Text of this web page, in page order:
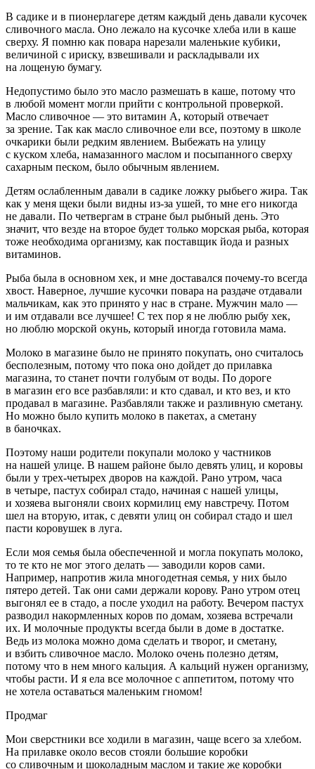
В садике и в пионерлагере детям каждый день давали кусочек
сливочного масла. Оно лежало на кусочке хлеба или в каше
сверху. Я помню как повара нарезали маленькие кубики,
величиной с ириску, взвешивали и раскладывали их
на лощеную бумагу.
Недопустимо было это масло размешать в каше, потому что
в любой момент могли прийти с контрольной проверкой.
Масло сливочное — это витамин А, который отвечает
за зрение. Так как масло сливочное ели все, поэтому в школе
очкарики были редким явлением. Выбежать на улицу
с куском хлеба, намазанного маслом и посыпанного сверху
сахарным песком, было обычным явлением.
Детям ослабленным давали в садике ложку рыбьего жира. Так
как у меня щеки были видны из-за ушей, то мне его никогда
не давали. По четвергам в стране был рыбный день. Это
значит, что везде на второе будет только морская рыба, которая
тоже необходима организму, как поставщик йода и разных
витаминов.
Рыба была в основном хек, и мне доставался почему-то всегда
хвост. Наверное, лучшие кусочки повара на раздаче отдавали
мальчикам, как это принято у нас в стране. Мужчин мало —
и им отдавали все лучшее! С тех пор я не люблю рыбу хек,
но люблю морской окунь, который иногда готовила мама.
Молоко в магазине было не принято покупать, оно считалось
бесполезным, потому что пока оно дойдет до прилавка
магазина, то станет почти голубым от воды. По дороге
в магазин его все разбавляли: и кто сдавал, и кто вез, и кто
продавал в магазине. Разбавляли также и разливную сметану.
Но можно было купить молоко в пакетах, а сметану
в баночках.
Поэтому наши родители покупали молоко у частников
на нашей улице. В нашем районе было девять улиц, и коровы
были у трех-четырех дворов на каждой. Рано утром, часа
в четыре, пастух собирал стадо, начиная с нашей улицы,
и хозяева выгоняли своих кормилиц ему навстречу. Потом
шел на вторую, итак, с девяти улиц он собирал стадо и шел
пасти коровушек в луга.
Если моя семья была обеспеченной и могла покупать молоко,
то те кто не мог этого делать — заводили коров сами.
Например, напротив жила многодетная семья, у них было
пятеро детей. Так они сами держали корову. Рано утром отец
выгонял ее в стадо, а после уходил на работу. Вечером пастух
разводил накормленных коров по домам, хозяева встречали
их. И молочные продукты всегда были в доме в достатке.
Ведь из молока можно дома сделать и творог, и сметану,
и взбить сливочное масло. Молоко очень полезно детям,
потому что в нем много кальция. А кальций нужен организму,
чтобы расти. И я ела все молочное с аппетитом, потому что
не хотела оставаться маленьким гномом!
Продмаг
Мои сверстники все ходили в магазин, чаще всего за хлебом.
На прилавке около весов стояли большие коробки
со сливочным и шоколадным маслом и такие же коробки